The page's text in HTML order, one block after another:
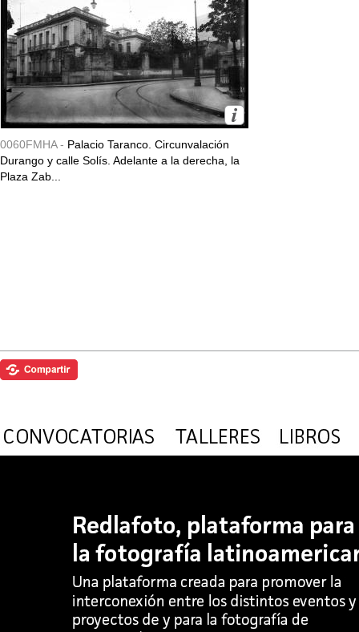
0060FMHA - Palacio Taranco. Circunvalación
Durango y calle Solís. Adelante a la derecha, la
Plaza Zab...